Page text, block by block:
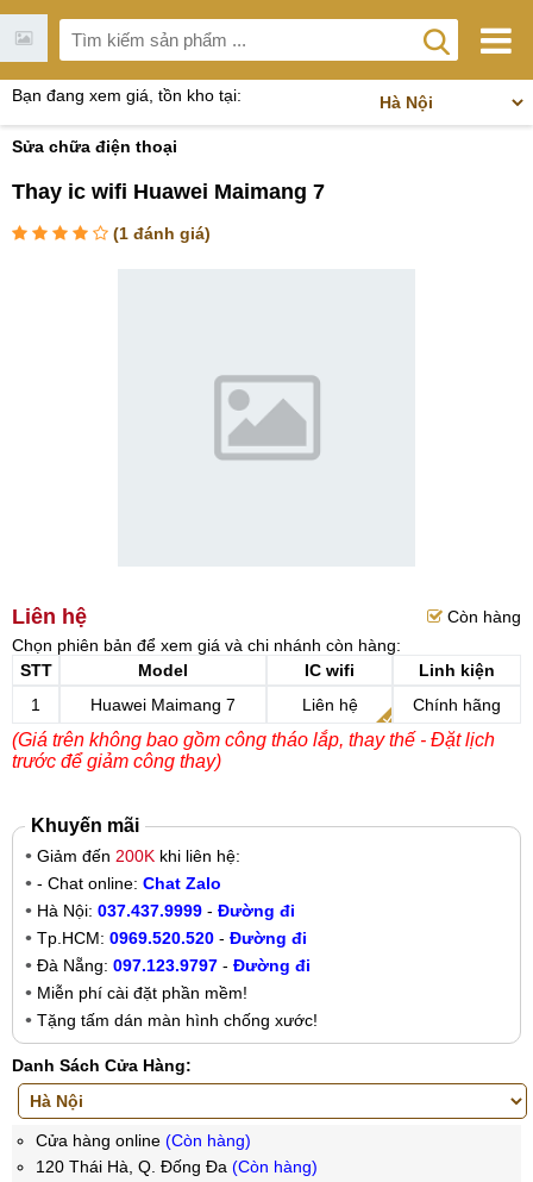
Bạn đang xem giá, tồn kho tại:
Sửa chữa điện thoại
Thay ic wifi Huawei Maimang 7
(1 đánh giá)
Liên hệ
Còn hàng
Chọn phiên bản để xem giá và chi nhánh còn hàng:
STT
Model IC wifi
Linh kiện
1
Huawei Maimang 7 Liên hệ Chính hãng
(Giá trên không bao gồm công tháo lắp, thay thế - Đặt lịch
trước để giảm công thay)
Khuyến mãi
Giảm đến 200K khi liên hệ:
- Chat online: Chat Zalo
Hà Nội: 037.437.9999 - Đường đi
Tp.HCM: 0969.520.520 - Đường đi
Đà Nẵng: 097.123.9797 - Đường đi
Miễn phí cài đặt phần mềm!
Tặng tấm dán màn hình chống xước!
Danh Sách Cửa Hàng:
Cửa hàng online (Còn hàng)
120 Thái Hà, Q. Đống Đa (Còn hàng)